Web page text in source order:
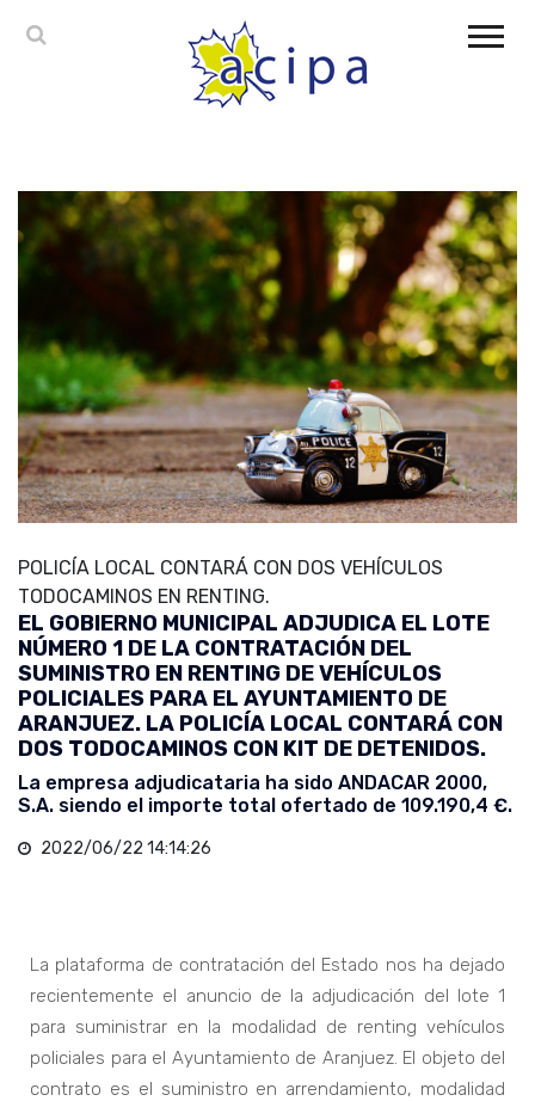
POLICÍA LOCAL CONTARÁ CON DOS VEHÍCULOS
TODOCAMINOS EN RENTING.
EL GOBIERNO MUNICIPAL ADJUDICA EL LOTE
NÚMERO 1 DE LA CONTRATACIÓN DEL
SUMINISTRO EN RENTING DE VEHÍCULOS
POLICIALES PARA EL AYUNTAMIENTO DE
ARANJUEZ. LA POLICÍA LOCAL CONTARÁ CON
DOS TODOCAMINOS CON KIT DE DETENIDOS.
La empresa adjudicataria ha sido ANDACAR 2000,
S.A. siendo el importe total ofertado de 109.190,4 €.
2022/06/22 14:14:26
La plataforma de contratación del Estado nos ha dejado
recientemente el anuncio de la adjudicación del lote 1
para suministrar en la modalidad de renting vehículos
policiales para el Ayuntamiento de Aranjuez. El objeto del
contrato es el suministro en arrendamiento, modalidad